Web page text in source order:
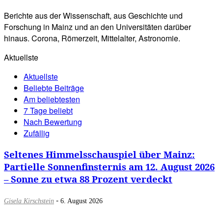
Berichte aus der Wissenschaft, aus Geschichte und
Forschung in Mainz und an den Universitäten darüber
hinaus. Corona, Römerzeit, Mittelalter, Astronomie.
Aktuellste
Aktuellste
Beliebte Beiträge
Am beliebtesten
7 Tage beliebt
Nach Bewertung
Zufällig
Seltenes Himmelsschauspiel über Mainz:
Partielle Sonnenfinsternis am 12. August 2026
– Sonne zu etwa 88 Prozent verdeckt
Gisela Kirschstein - 6. August 2026